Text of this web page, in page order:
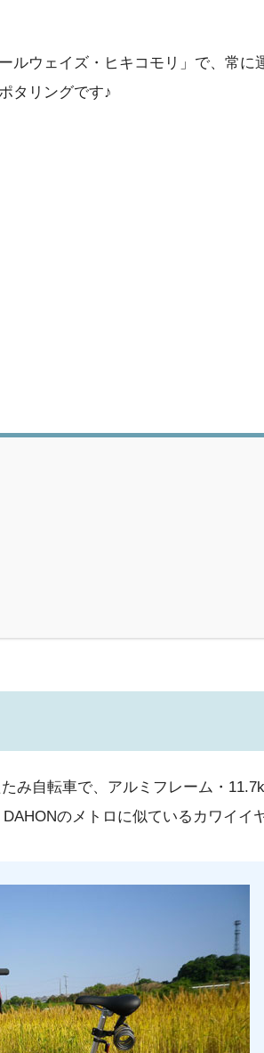
ルウェイズ・ヒキコモリ」で、常に
タリングです♪
み自転車で、アルミフレーム・
のメトロに似ているカワイイ